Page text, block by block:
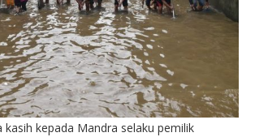
kasih kepada Mandra selaku pemilik